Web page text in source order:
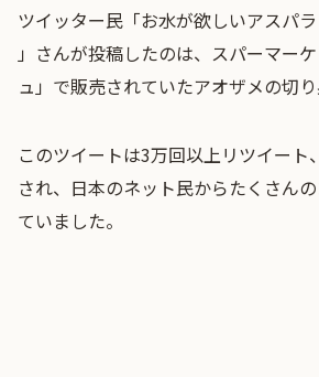
ツイッター民「お水が欲しいアスパ
」さんが投稿したのは、スパーマー
ュ」で販売されていたアオザメの切り
このツイートは3万回以上リツイート
され、日本のネット民からたくさん
ていました。